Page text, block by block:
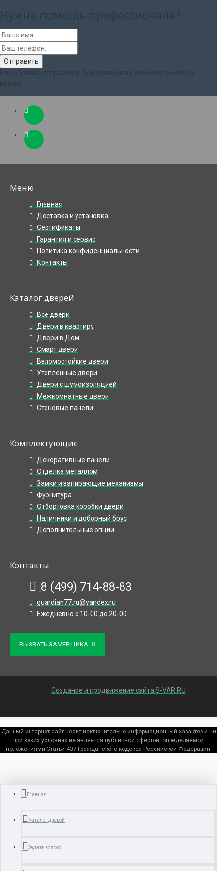
Меню
Главная
Доставка и установка
Сертификаты
Гарантия и сервис
Политика конфиденциальности
Контакты
Каталог дверей
Все двери
Двери в квартиру
Двери в Дом
Смарт двери
Взломостойкие двери
Утепленные двери
Двери с шумоизоляцией
Межкомнатные двери
Стеновые панели
Комплектующие
Декоративные панели
Отделка металлом
Замки и запирающие механизмы
Фурнитура
Отбортовка коробки двери
Наличники и доборный брус
Дополнительные опции
Контакты
8 (499) 714-88-83
guardian77.ru@yandex.ru
Ежедневно с 10-00 до 20-00
ВЫЗВАТЬ ЗАМЕРЩИКА
Создание и продвижение сайта S-VAR.RU
Данный интернет-сайт носит исключительно информационный характер и ни
при каких условиях не является публичной офертой, определяемой
положениями Статьи 437 Гражданского кодекса Российской Федерации.
Главная
Каталог дверей
Задать вопрос